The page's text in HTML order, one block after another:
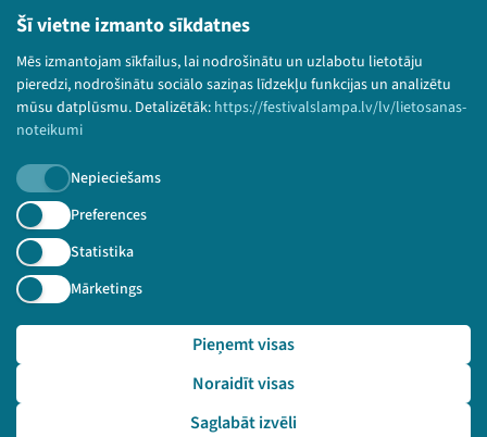
Šī vietne izmanto sīkdatnes
Mēs izmantojam sīkfailus, lai nodrošinātu un uzlabotu lietotāju
pieredzi, nodrošinātu sociālo saziņas līdzekļu funkcijas un analizētu
mūsu datplūsmu. Detalizētāk: https://festivalslampa.lv/lv/lietosanas-
noteikumi
Nepieciešams
Preferences
Statistika
Mārketings
Saglabāt izvēli
Noraidīt visas
Pieņemt visas
Lietošanas noteikumi un sīkdatņu politika
Bērnu aizsardzības politika
© 2026 Sarunu festivāls LAMPA Visas tiesības
paturētas.
Piesakies jaunumiem!
Nepalaid garām aktuālāko informāciju!
Pieteikties
🔗 https://festivalslampa.lv/lv/dalibnieki/2706